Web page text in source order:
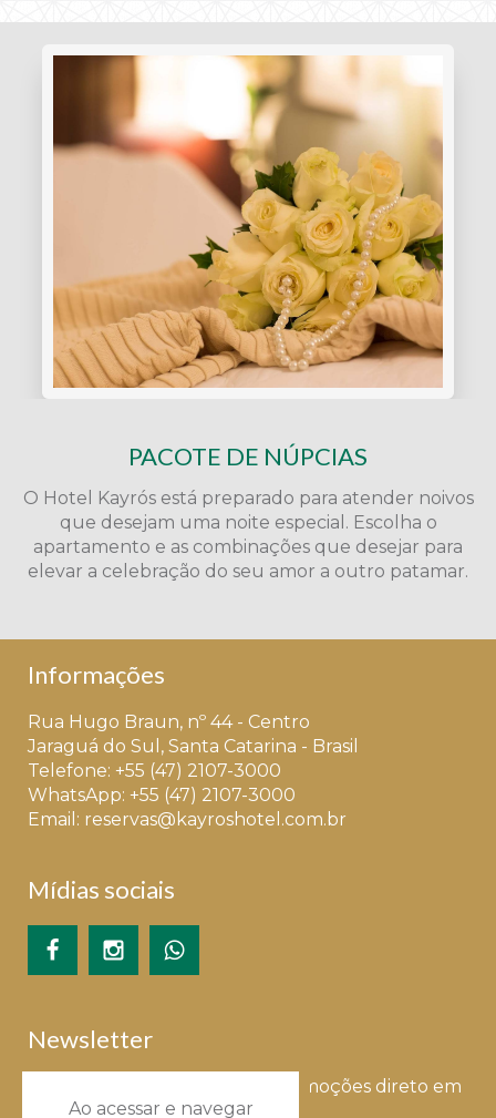
PACOTE DE NÚPCIAS
O Hotel Kayrós está preparado para atender noivos
que desejam uma noite especial. Escolha o
apartamento e as combinações que desejar para
elevar a celebração do seu amor a outro patamar.
Informações
Rua Hugo Braun, nº 44 - Centro
Jaraguá do Sul, Santa Catarina - Brasil
Telefone: +55 (47) 2107-3000
WhatsApp: +55 (47) 2107-3000
Email: reservas@kayroshotel.com.br
Mídias sociais
Newsletter
Receba nossas novidades e promoções direto em
seu e-mail!
Ao acessar e navegar